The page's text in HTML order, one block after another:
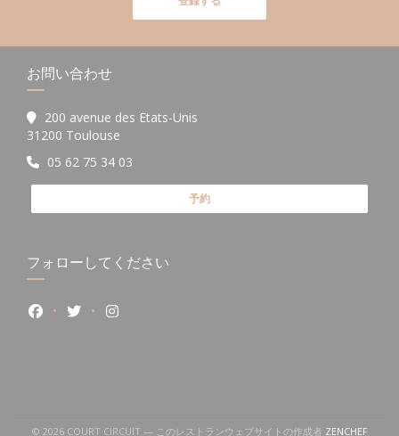
お問い合わせ
200 avenue des Etats-Unis
31200 Toulouse
05 62 75 34 03
予約
フォローしてください
Facebook ((新しいウィンドウで開きます))
Twitter ((新しいウィンドウで開きます))
Instagram ((新しいウィンドウで開きます))
© 2026 COURT CIRCUIT — このレストランウェブサイトの作成者 ZENCHEF((新し